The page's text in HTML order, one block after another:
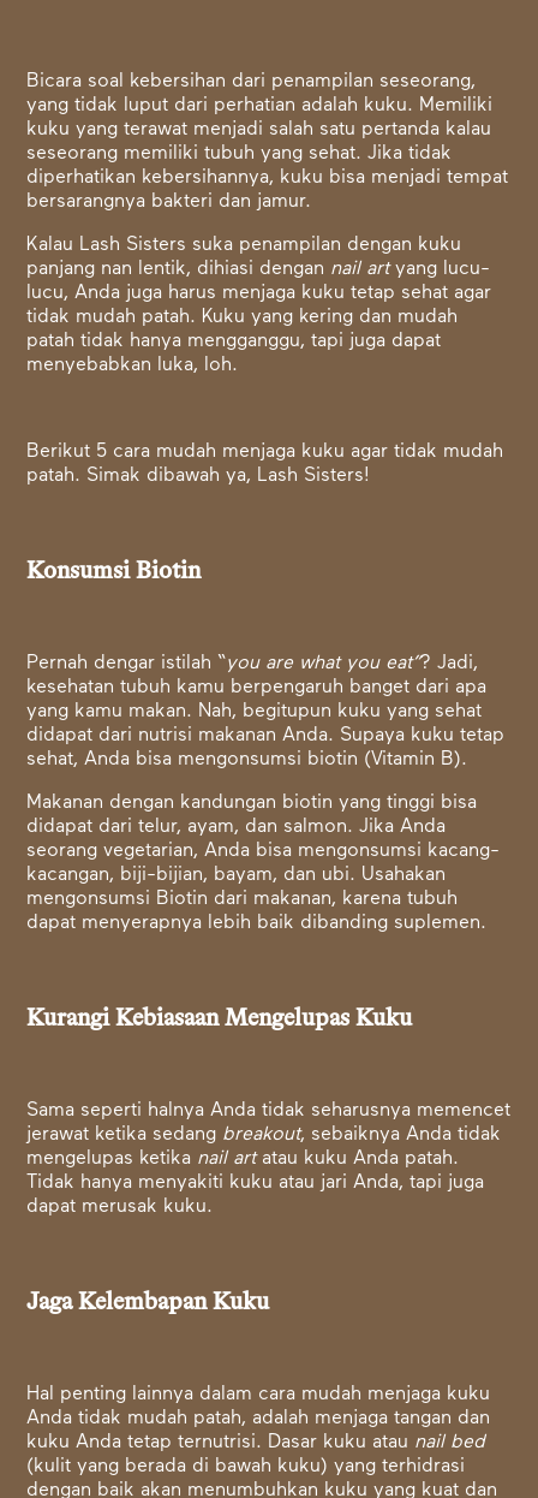
Bicara soal kebersihan dari penampilan seseorang,
yang tidak luput dari perhatian adalah kuku. Memiliki
kuku yang terawat menjadi salah satu pertanda kalau
seseorang memiliki tubuh yang sehat. Jika tidak
diperhatikan kebersihannya, kuku bisa menjadi tempat
bersarangnya bakteri dan jamur.
Kalau Lash Sisters suka penampilan dengan kuku
panjang nan lentik, dihiasi dengan nail artyang lucu-
lucu, Anda juga harus menjaga kuku tetap sehat agar
tidak mudah patah. Kuku yang kering dan mudah
patah tidak hanya mengganggu, tapi juga dapat
menyebabkan luka, loh.
Berikut 5 cara mudah menjaga kuku agar tidak mudah
patah. Simak dibawah ya, Lash Sisters!
Konsumsi Biotin
Pernah dengar istilah “you are what you eat”? Jadi,
kesehatan tubuh kamu berpengaruh banget dari apa
yang kamu makan. Nah, begitupun kuku yang sehat
didapat dari nutrisi makanan Anda. Supaya kuku tetap
sehat, Anda bisa mengonsumsi biotin (Vitamin B).
Makanan dengan kandungan biotin yang tinggi bisa
didapat dari telur, ayam, dan salmon. Jika Anda
seorang vegetarian, Anda bisa mengonsumsi kacang-
kacangan, biji-bijian, bayam, dan ubi. Usahakan
mengonsumsi Biotin dari makanan, karena tubuh
dapat menyerapnya lebih baik dibanding suplemen.
Kurangi Kebiasaan Mengelupas Kuku
Sama seperti halnya Anda tidak seharusnya memencet
jerawat ketika sedang breakout, sebaiknya Anda tidak
mengelupas ketika nail artatau kuku Anda patah.
Tidak hanya menyakiti kuku atau jari Anda, tapi juga
dapat merusak kuku.
Jaga Kelembapan Kuku
Hal penting lainnya dalam cara mudah menjaga kuku
Anda tidak mudah patah, adalah menjaga tangan dan
kuku Anda tetap ternutrisi. Dasar kuku atau nail bed
(kulit yang berada di bawah kuku) yang terhidrasi
dengan baik akan menumbuhkan kuku yang kuat dan